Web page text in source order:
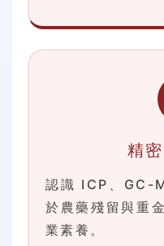
精
認識 ICP、GC-
於農藥殘留與重
業素養。